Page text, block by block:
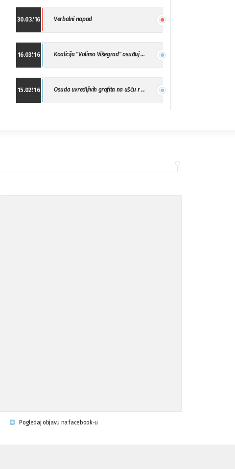
30.03.'16 Verbalni napad
16.03.'16 Koalicija "Volimo Višegrad" osuđuj ...
15.02.'16 Osuda uvredljivih grafita na ušću r ...
09.11.'15 Osuda incidenta tokom dženaze na Pe ...
Pogledaj objavu na facebook-u